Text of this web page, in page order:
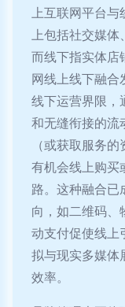
上互联网平台与
上包括社交媒体
而线下指实体店
网线上线下融合
线下运营界限，
和无缝衔接的流
（或获取服务
有机会线上购买
路。这种融合已
向，如二维码、
动支付促使线上
拟与现实多媒体
效率。